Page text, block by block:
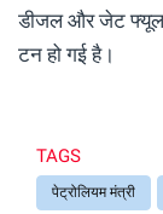
डीजल और जेट फ्यूल
टन हो गई है।
TAGS
पेट्रोलियम मंत्री